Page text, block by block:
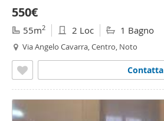
550€
55m2 2 Loc 1 Bagno
Via Angelo Cavarra, Centro, Noto
Contatta